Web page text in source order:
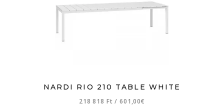
NARDI RIO 210 TABLE WHITE
218 818 Ft/ 601,00€